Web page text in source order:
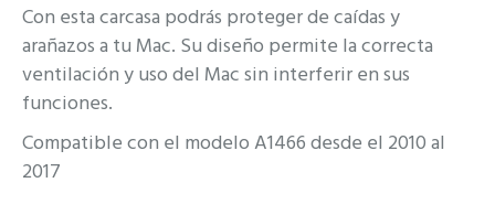
Con esta carcasa podrás proteger de caídas y
arañazos a tu Mac. Su diseño permite la correcta
ventilación y uso del Mac sin interferir en sus
funciones.
Compatible con el modelo A1466 desde el 2010 al
2017